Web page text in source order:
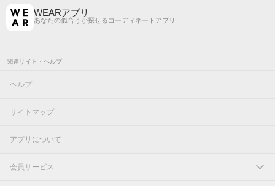
WEARアプリ
あなたの似合うが探せるコーディネートアプリ
関連サイト・ヘルプ
ヘルプ
サイトマップ
アプリについて
会員サービス